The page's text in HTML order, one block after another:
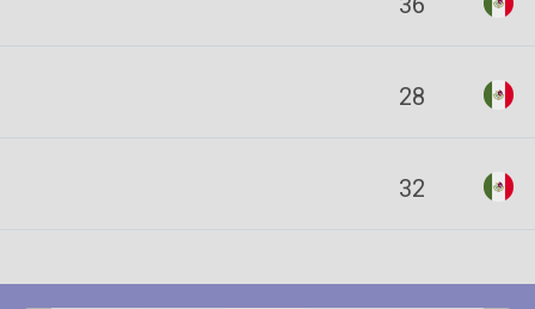
28
32